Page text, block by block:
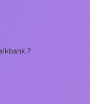
?